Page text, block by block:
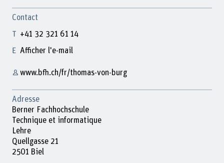
Contact
+41 32 321 61 14
Afficher l'e-mail
www.bfh.ch/fr/thomas-von-burg
Adresse
Berner Fachhochschule
Technique et informatique
Lehre
Quellgasse 21
2501 Biel